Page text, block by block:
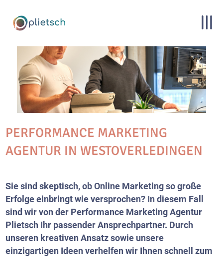
PERFORMANCE MARKETING
AGENTUR IN WESTOVERLEDINGEN
Sie sind skeptisch, ob Online Marketing so große
Erfolge einbringt wie versprochen? In diesem Fall
sind wir von der Performance Marketing Agentur
Plietsch Ihr passender Ansprechpartner. Durch
unseren kreativen Ansatz sowie unsere
einzigartigen Ideen verhelfen wir Ihnen schnell zum